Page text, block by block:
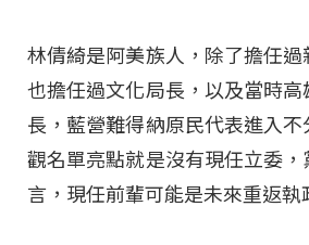
林倩綺是阿美族人，除了擔任
也擔任過文化局長，以及當時
長，藍營難得納原民代表進入
觀名單亮點就是沒有現任立委
言，現任前輩可能是未來重返執